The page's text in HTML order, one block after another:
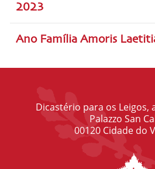
2023
Ano Família Amoris
Dicastério para os Leigos,
Palazzo San
00120 Cidade do